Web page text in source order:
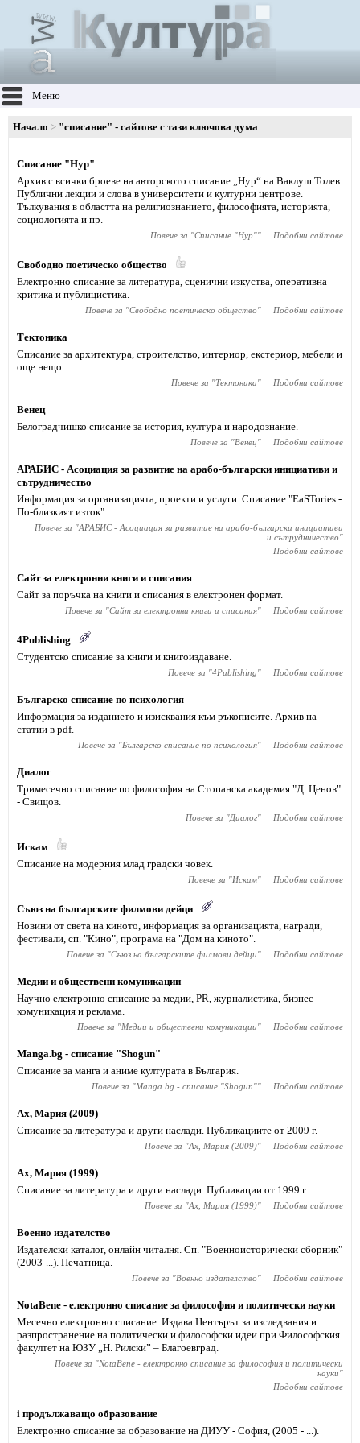
Меню
Начало "списание" - сайтове с тази ключова дума
Списание "Нур"
Архив с всички броеве на авторското списание „Нур“ на Ваклуш Толев.
Публични лекции и слова в университети и културни центрове.
Тълкувания в областта на религио­знанието, философията, историята,
социологията и пp.
Повече за "Списание "Нур"" Подобни сайтове
Свободно поетическо общество
Електронно списание за литература, сценични изкуства, оперативна
критика и публицистика.
Повече за "Свободно поетическо общество" Подобни сайтове
Тектоника
Списание за архитектура, строителство, интериор, екстериор, мебели и
още нещо...
Повече за "Тектоника" Подобни сайтове
Венец
Белоградчишко списание за история, култура и народознание.
Повече за "Венец" Подобни сайтове
АРАБИС - Асоциация за развитие на арабо-български инициативи и
сътрудничество
Информация за организацията, проекти и услуги. Списание "ЕaSTories -
По-близкият изток".
Повече за "АРАБИС - Асоциация за развитие на арабо-български инициативи
и сътрудничество"
Подобни сайтове
Сайт за електронни книги и списания
Сайт за поръчка на книги и списания в електронен формат.
Повече за "Сайт за електронни книги и списания" Подобни сайтове
4Publishing
Студентско списание за книги и книгоиздаване.
Повече за "4Publishing" Подобни сайтове
Българско списание по психология
Информация за изданието и изисквания към ръкописите. Архив на
статии в pdf.
Повече за "Българско списание по психология" Подобни сайтове
Диалог
Тримесечно списание по философия на Стопанска академия "Д. Ценов"
- Свищов.
Повече за "Диалог" Подобни сайтове
Искам
Списание на модерния млад градски човек.
Повече за "Искам" Подобни сайтове
Съюз на българските филмови дейци
Новини от света на киното, информация за организацията, награди,
фестивали, сп. "Кино", програма на "Дом на киното".
Повече за "Съюз на българските филмови дейци" Подобни сайтове
Медии и обществени комуникации
Научно електронно списание за медии, PR, журналистика, бизнес
комуникация и реклама.
Повече за "Медии и обществени комуникации" Подобни сайтове
Manga.bg - списание "Shogun"
Списание за манга и аниме културата в България.
Повече за "Manga.bg - списание "Shogun"" Подобни сайтове
Ах, Мария (2009)
Списание за литература и други наслади. Публикациите от 2009 г.
Повече за "Ах, Мария (2009)" Подобни сайтове
Ах, Мария (1999)
Списание за литература и други наслади. Публикации от 1999 г.
Повече за "Ах, Мария (1999)" Подобни сайтове
Военно издателство
Издателски каталог, онлайн читалня. Сп. "Военноисторически сборник"
(2003-...). Печатница.
Повече за "Военно издателство" Подобни сайтове
NotaBene - електронно списание за философия и политически науки
Месечно електронно списание. Издава Центърът за изследвания и
разпространение на политически и философски идеи при Философския
факултет на ЮЗУ „Н. Рилски” – Благоевград.
Повече за "NotaBene - електронно списание за философия и политически
науки"
Подобни сайтове
i продължаващо образование
Електронно списание за образование на ДИУУ - София, (2005 - ...).